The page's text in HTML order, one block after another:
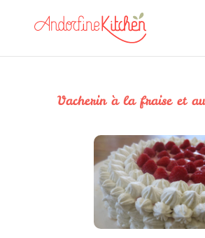
Vacherin à la fraise et